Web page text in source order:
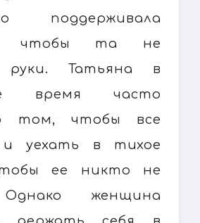
поддерживала
чтобы та не
руки. Татьяна в
время часто
том, чтобы все
уехать в тихое
ее никто не
женщина